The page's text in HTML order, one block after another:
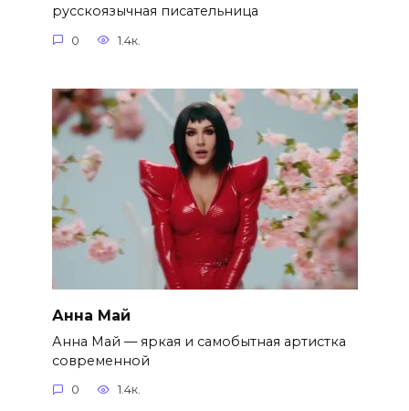
русскоязычная писательница
0 1.4к.
Анна Май
Анна Май — яркая и самобытная артистка
современной
0 1.4к.